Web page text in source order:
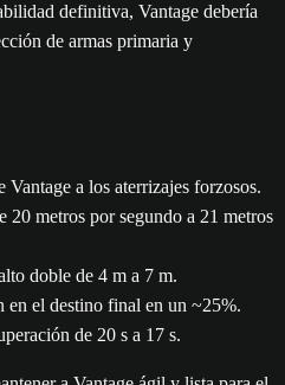
definitiva, Vantage debería
de armas primaria y
a los aterrizajes forzosos.
20 metros por segundo a 21 metros
doble de 4 m a 7 m.
en el destino final en un ~25%.
de 20 s a 17 s.